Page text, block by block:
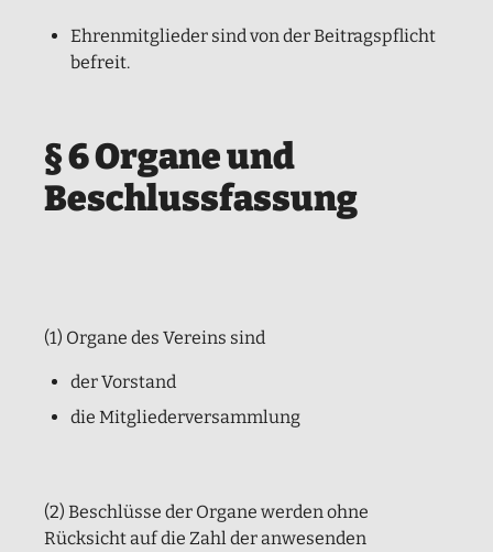
Ehrenmitglieder sind von der Beitragspflicht
befreit.
§ 6 Organe und
Beschlussfassung
(1) Organe des Vereins sind
der Vorstand
die Mitgliederversammlung
(2) Beschlüsse der Organe werden ohne
Rücksicht auf die Zahl der anwesenden